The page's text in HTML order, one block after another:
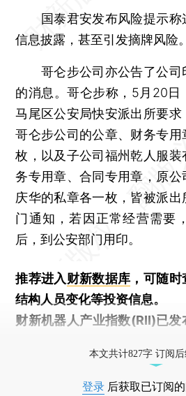
国泰君安发布风险提示称
信息披露，甚至引发摘牌风险。
哥仑步公司亦公告了公司
的消息。哥仑步称，5月20日
马尾区公安局快安派出所要求
哥仑步公司的公章、财务专
枚，以及子公司福州乾人服
务专用章、合同专用章，原
庆华的私章各一枚，皆被派
门通知，若因正常经营需要
后，到公安部门用印。
推荐进入财新数据库 ，可随
结构人员变化等投资信息。
财新机器人产业指数(RII)已发
本文共计827字 订阅
登录 后获取已订阅